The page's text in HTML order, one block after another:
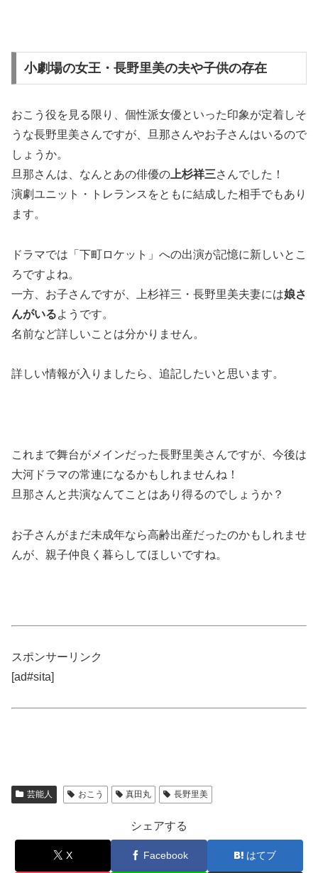
小劇場の女王・長野里美の夫や子供の存在
おこう役を見る限り、個性派女優といった印象が定着しそ
うな長野里美さんですが、旦那さんやお子さんはいるので
しょうか。
旦那さんは、なんとあの俳優の 上杉祥三さんでした！
演劇ユニット・トレランスをともに結成した相手でもあり
ます。
ドラマでは「下町ロケット」への出演が記憶に新しいとこ
ろですよね。
一方、お子さんですが、上杉祥三・長野里美夫妻には娘さ
んがいるようです。
名前など詳しいことは分かりません。
詳しい情報が入りましたら、追記したいと思います。
これまで舞台がメインだった長野里美さんですが、今後は
大河ドラマの常連になるかもしれませんね！
旦那さんと共演なんてことはあり得るのでしょうか？
お子さんがまだ未成年なら高齢出産だったのかもしれませ
んが、親子仲良く暮らしてほしいですね。
スポンサーリンク
[ad#sita]
芸能人 おこう 真田丸 長野里美
シェアする
X Facebook はてブ